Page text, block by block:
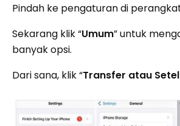
Pindah ke pengaturan di
Sekarang klik “Umum” untuk
banyak opsi.
Dari sana, klik “Transfer atau